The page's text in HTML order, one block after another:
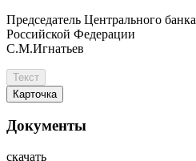
Председатель Центрального банка
Российской Федерации
С.М.Игнатьев
Текст
Карточка
Документы
скачать